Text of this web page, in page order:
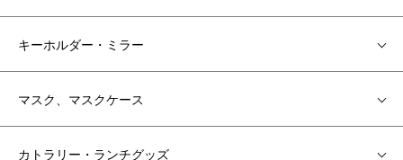
キーホルダー・ミラー
マスク、マスクケース
カトラリー・ランチグッズ